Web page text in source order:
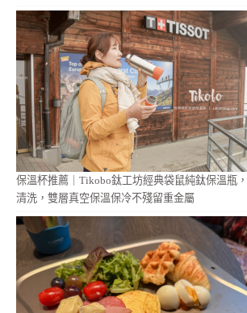
保溫杯推薦｜Tikobo鈦工坊經典袋鼠純鈦保溫瓶
清洗，雙層真空保溫保冷不殘留重金屬